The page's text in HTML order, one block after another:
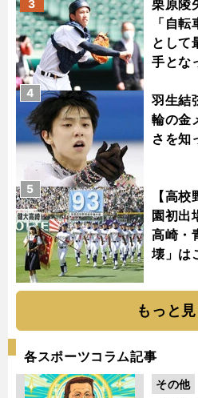
栗原陵
「自
として
手とな
3
羽生結
輪の金
さを知
4
【高
園初出
高崎・
壊」は
5
もっと
各スポーツコラム記事
その他